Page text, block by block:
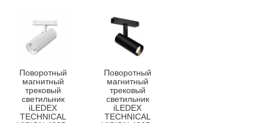
Поворотный
магнитный
трековый
светильник
iLEDEX
TECHNICAL
Поворотный
магнитный
трековый
светильник
iLEDEX
TECHNICAL